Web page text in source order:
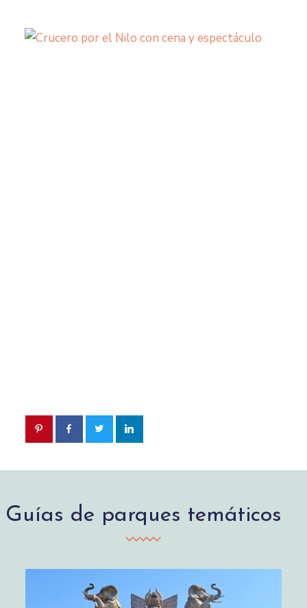
Guías de parques temáticos